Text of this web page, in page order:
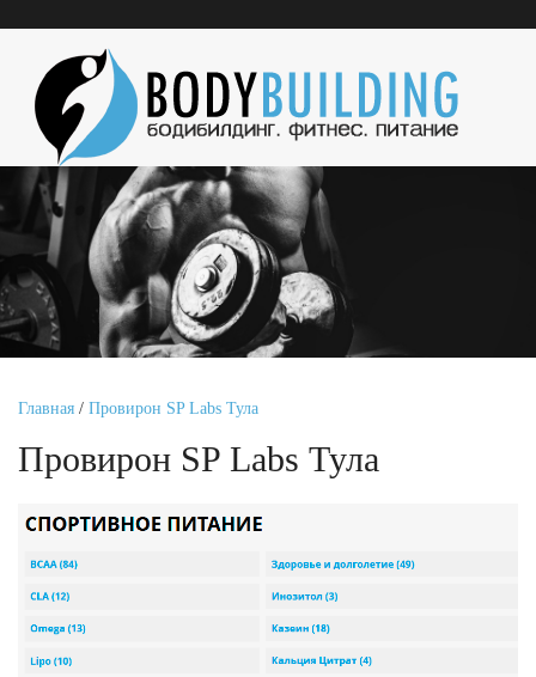
Главная / Провирон SP Labs Тула
Провирон SP Labs Тула